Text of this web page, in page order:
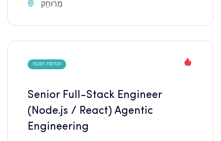
מְרוּחָק
הנדסת תוכנה
Senior Full-Stack Engineer
(Node.js / React) Agentic
Engineering